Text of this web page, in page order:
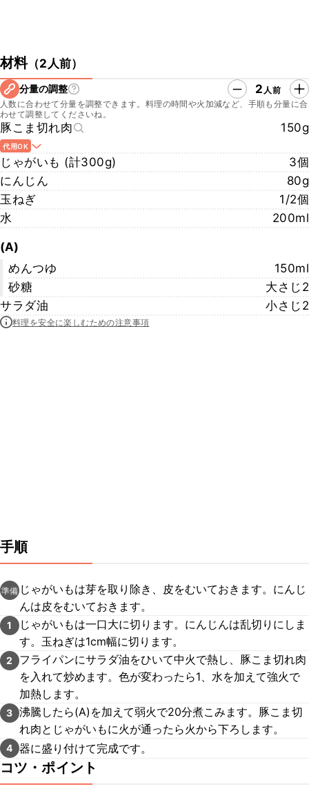
材料（2人前）
分量の調整 2 人前
人数に合わせて分量を調整できます。料理の時間や火加減など、手順も分量に合
わせて調整してくださいね。
豚こま切れ肉 150g
代用OK
じゃがいも (計300g)
3個
にんじん
80g
玉ねぎ
1/2個
水
200ml
(A)
めんつゆ
150ml
砂糖
大さじ2
サラダ油
小さじ2
料理を安全に楽しむための注意事項
手順
準備 じゃがいもは芽を取り除き、皮をむいておきます。にんじ
んは皮をむいておきます。
1
じゃがいもは一口大に切ります。にんじんは乱切りにしま
す。玉ねぎは1cm幅に切ります。
2
フライパンにサラダ油をひいて中火で熱し、豚こま切れ肉
を入れて炒めます。色が変わったら1、水を加えて強火で
加熱します。
3 沸騰したら(A)を加えて弱火で20分煮こみます。豚こま切
れ肉とじゃがいもに火が通ったら火から下ろします。
4 器に盛り付けて完成です。
コツ・ポイント